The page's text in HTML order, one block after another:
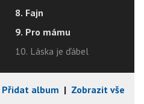
8. Fajn
9. Pro mámu
10. Láska je ďábel
Přidat album | Zobrazit vše